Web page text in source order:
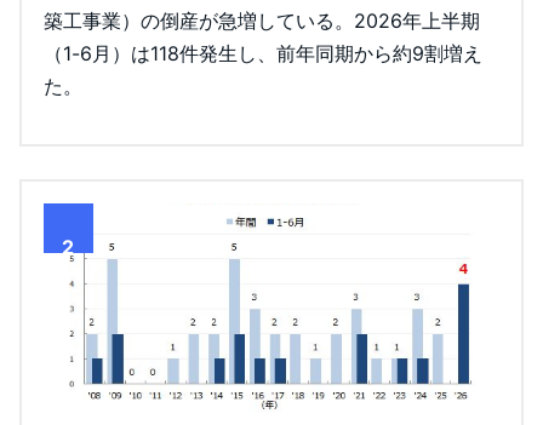
築工事業）の倒産が急増している。2026年上半期
（1-6月）は118件発生し、前年同期から約9割増え
た。
2